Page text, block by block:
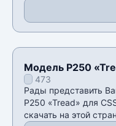
Модель P250
473
Рады представить
P250 «Tread» для
скачать на этой